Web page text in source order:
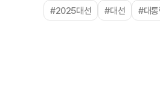
#2025대선 #대선 #대